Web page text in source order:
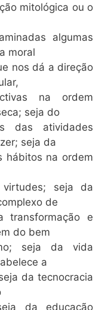
mitológica ou o
algumas
moral
nos dá a direção
na ordem
seja do
das atividades
seja da
hábitos na ordem
seja da
de
transformação e
do bem
seja da vida
a
da tecnocracia
da educação